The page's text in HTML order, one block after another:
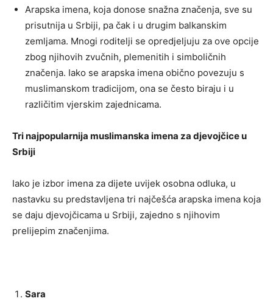
Arapska imena, koja donose snažna značenja, sve su
prisutnija u Srbiji, pa čak i u drugim balkanskim
zemljama. Mnogi roditelji se opredjeljuju za ove opcije
zbog njihovih zvučnih, plemenitih i simboličnih
značenja. Iako se arapska imena obično povezuju s
muslimanskom tradicijom, ona se često biraju i u
različitim vjerskim zajednicama.
Tri najpopularnija muslimanska imena za djevojčice u
Srbiji
Iako je izbor imena za dijete uvijek osobna odluka, u
nastavku su predstavljena tri najčešća arapska imena koja
se daju djevojčicama u Srbiji, zajedno s njihovim
prelijepim značenjima.
Sara